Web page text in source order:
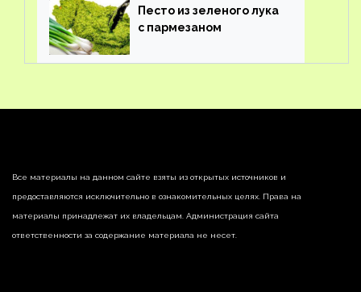
Песто из зеленого лука
с пармезаном
Все материалы на данном сайте взяты из открытых источников и
предоставляются исключительно в ознакомительных целях. Права на
материалы принадлежат их владельцам. Администрация сайта
ответственности за содержание материала не несет.